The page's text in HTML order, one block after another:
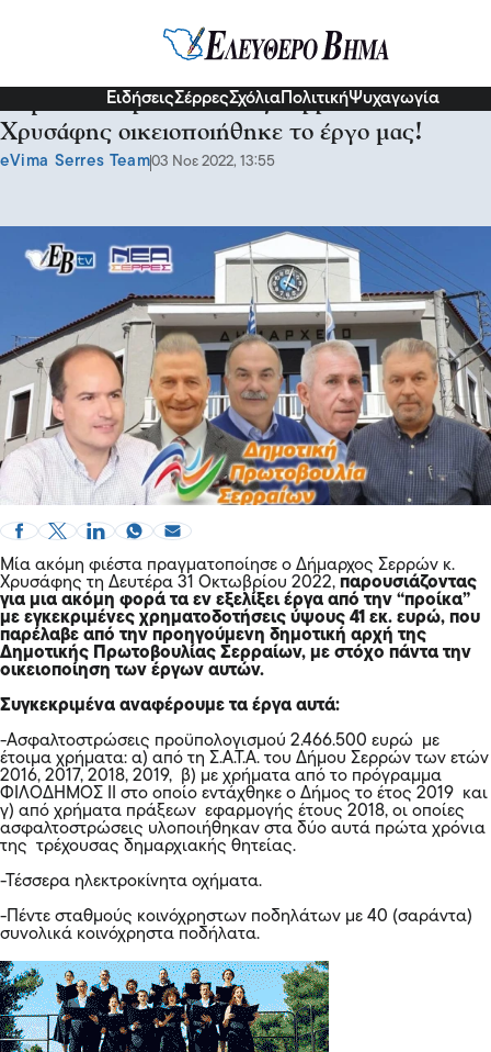
ΕιδήσειςΣέρρεςΣχόλια ΠολιτικήΨυχαγωγία
Δημοτική Πρωτοβουλίας Σερραίων: Ο
Χρυσάφης οικειοποιήθηκε το έργο μας!
eVima Serres Team03 Νοε 2022, 13:55
Μία ακόμη φιέστα πραγματοποίησε ο Δήμαρχος Σερρών κ.
Χρυσάφης τη Δευτέρα 31 Οκτωβρίου 2022, παρουσιάζοντας
για μια ακόμη φορά τα εν εξελίξει έργα από την “προίκα”
με εγκεκριμένες χρηματοδοτήσεις ύψους 41 εκ. ευρώ, που
παρέλαβε από την προηγούμενη δημοτική αρχή της
Δημοτικής Πρωτοβουλίας Σερραίων, με στόχο πάντα την
οικειοποίηση των έργων αυτών.
Συγκεκριμένα αναφέρουμε τα έργα αυτά:
-Ασφαλτοστρώσεις προϋπολογισμού 2.466.500 ευρώ με
έτοιμα χρήματα: α) από τη Σ.Α.Τ.Α. του Δήμου Σερρών των ετών
2016, 2017, 2018, 2019, β) με χρήματα από το πρόγραμμα
ΦΙΛΟΔΗΜΟΣ ΙΙ στο οποίο εντάχθηκε ο Δήμος το έτος 2019 και
γ) από χρήματα πράξεων εφαρμογής έτους 2018, οι οποίες
ασφαλτοστρώσεις υλοποιήθηκαν στα δύο αυτά πρώτα χρόνια
της τρέχουσας δημαρχιακής θητείας.
-Τέσσερα ηλεκτροκίνητα οχήματα.
-Πέντε σταθμούς κοινόχρηστων ποδηλάτων με 40 (σαράντα)
συνολικά κοινόχρηστα ποδήλατα.